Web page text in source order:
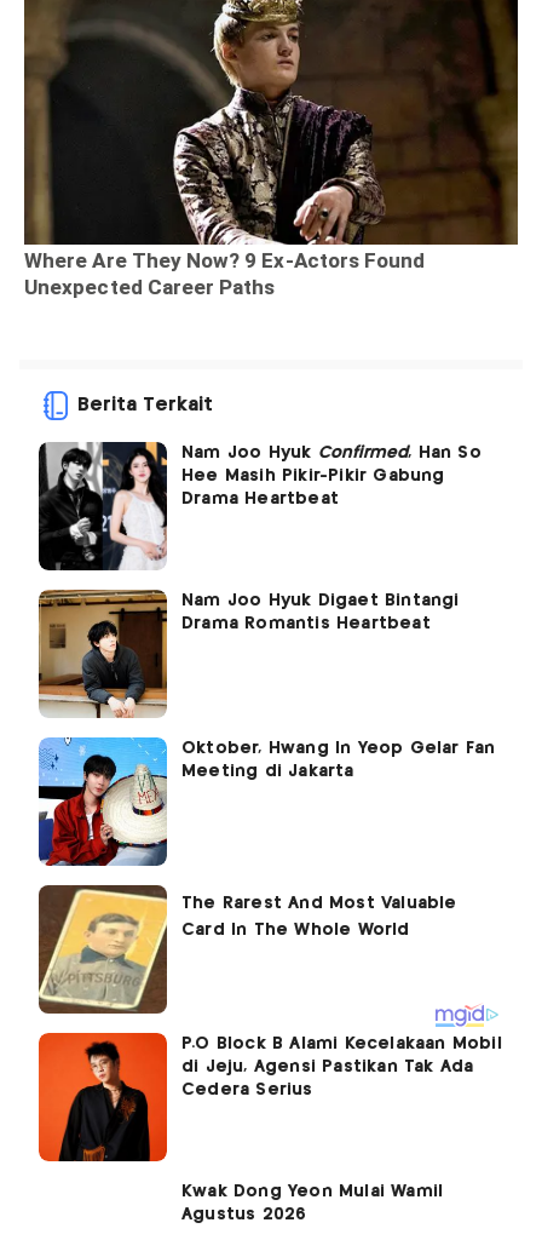
Berita Terkait
Nam Joo Hyuk Confirmed, Han So
Hee Masih Pikir-Pikir Gabung
Drama Heartbeat
Nam Joo Hyuk Digaet Bintangi
Drama Romantis Heartbeat
Oktober, Hwang In Yeop Gelar Fan
Meeting di Jakarta
P.O Block B Alami Kecelakaan Mobil
di Jeju, Agensi Pastikan Tak Ada
Cedera Serius
Kwak Dong Yeon Mulai Wamil
Agustus 2026